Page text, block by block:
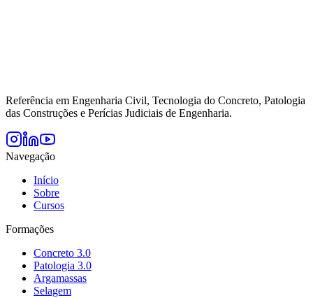
Referência em Engenharia Civil, Tecnologia do Concreto, Patologia
das Construções e Perícias Judiciais de Engenharia.
Navegação
Início
Sobre
Cursos
Formações
Concreto 3.0
Patologia 3.0
Argamassas
Selagem